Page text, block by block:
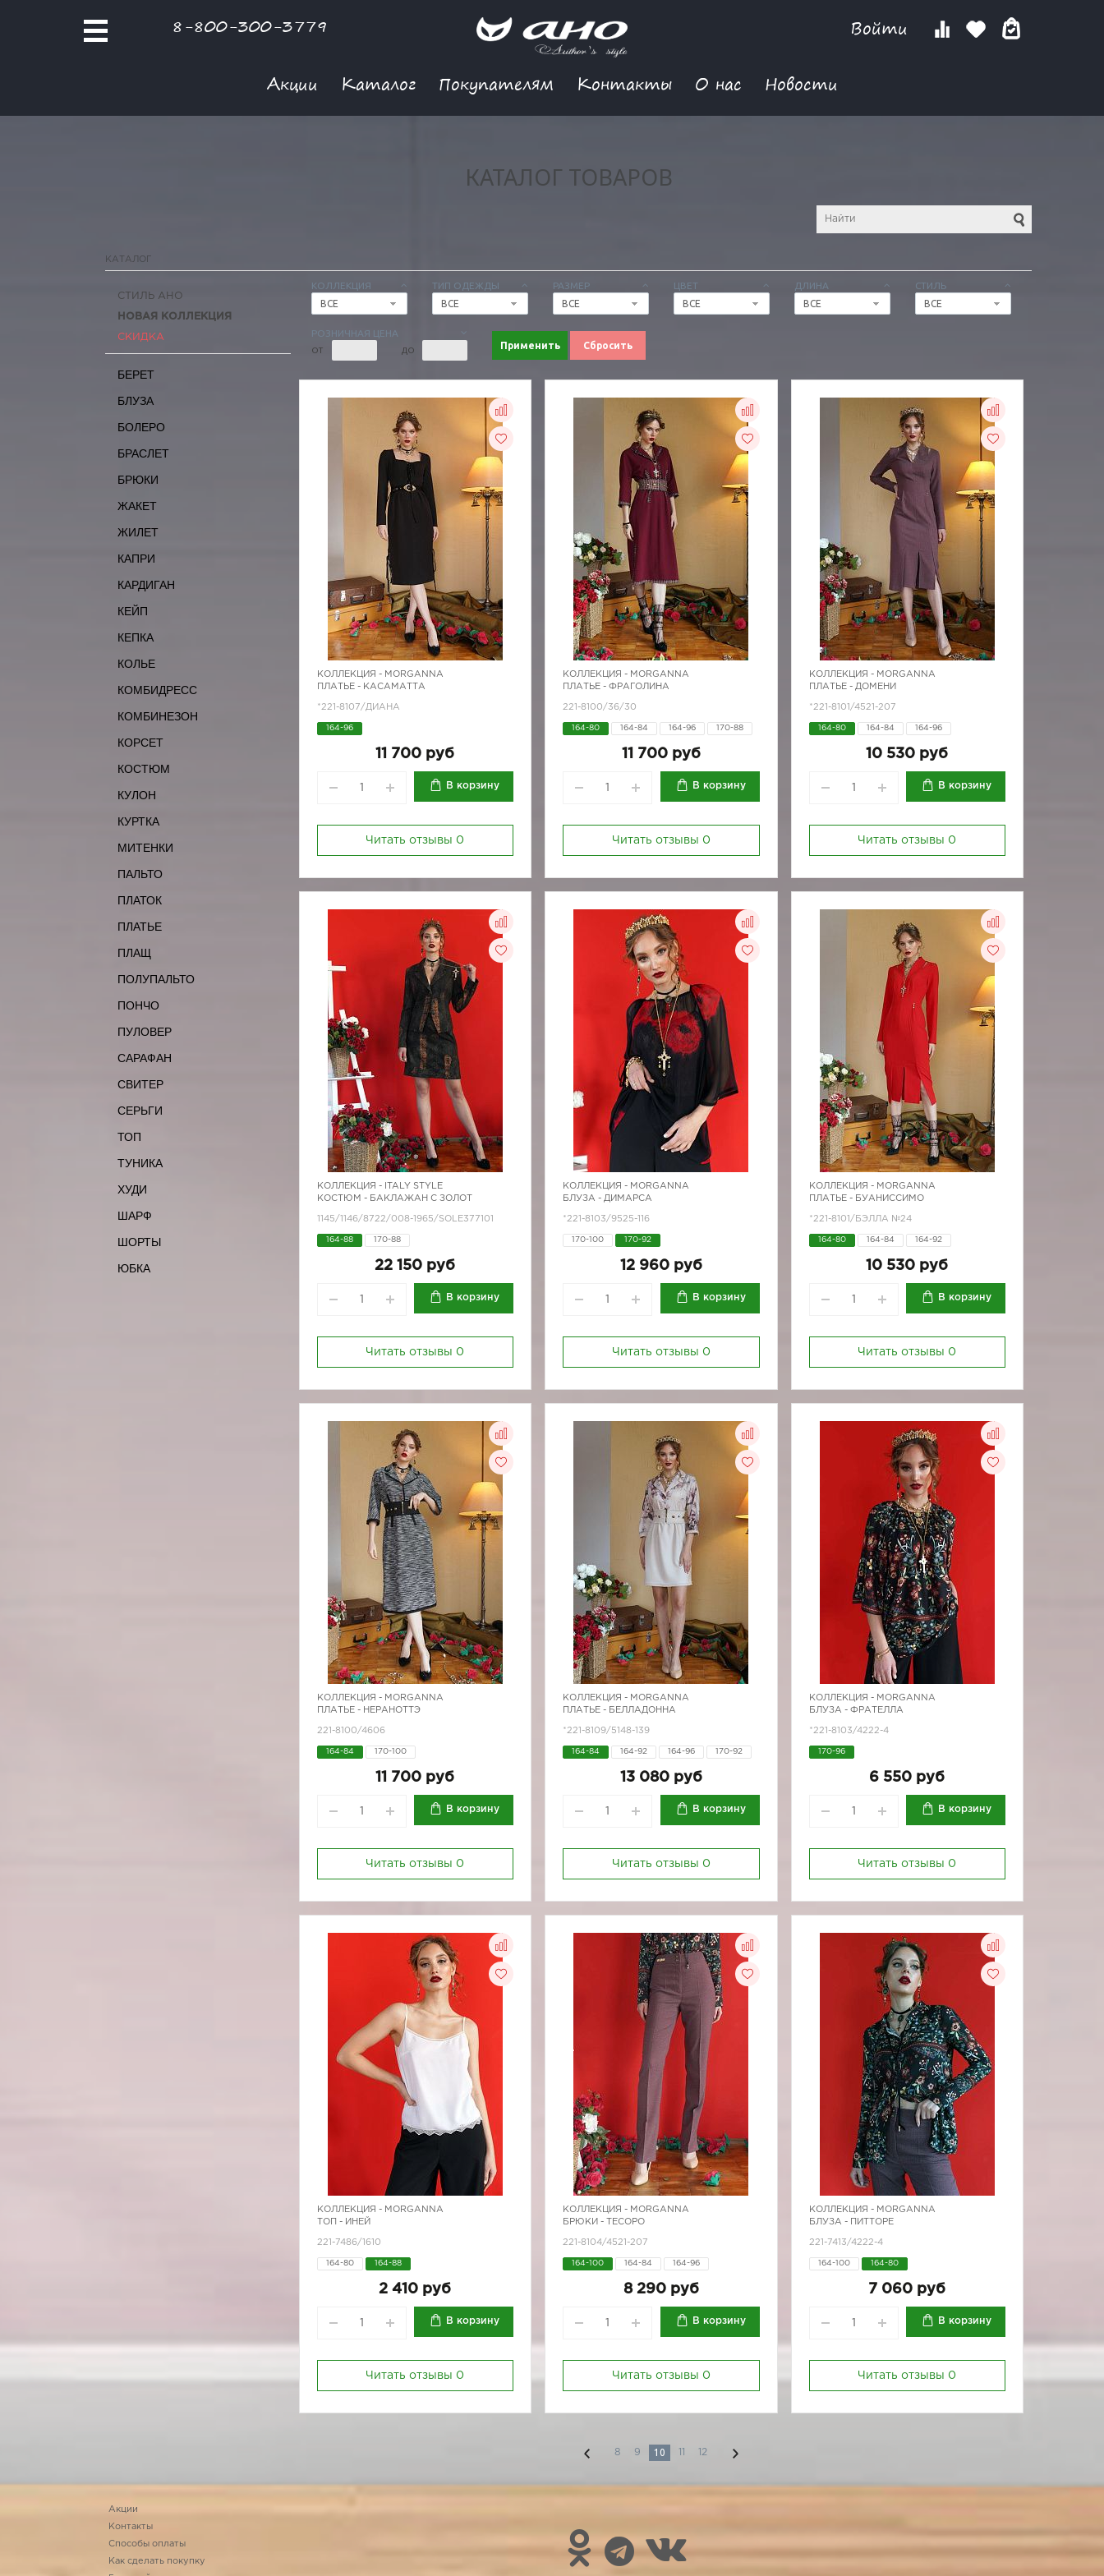
8-800-300-3779 Войти
Акции Каталог Покупателям Контакты О нас Новости
КАТАЛОГ ТОВАРОВ
КАТАЛОГ
КОЛЛЕКЦИЯ
ВСЕ
ТИП ОДЕЖДЫ
ВСЕ
РАЗМЕР
ВСЕ
ЦВЕТ
ВСЕ
ДЛИНА
ВСЕ
СТИЛЬ
ВСЕ
РОЗНИЧНАЯ ЦЕНА
ОТ ДО Применить Сбросить
СТИЛЬ АНО
НОВАЯ КОЛЛЕКЦИЯ
СКИДКА
БЕРЕТ
БЛУЗА
БОЛЕРО
БРАСЛЕТ
БРЮКИ
ЖАКЕТ
ЖИЛЕТ
КАПРИ
КАРДИГАН
КЕЙП
КЕПКА
КОЛЬЕ
КОМБИДРЕСС
КОМБИНЕЗОН
КОРСЕТ
КОСТЮМ
КУЛОН
КУРТКА
МИТЕНКИ
ПАЛЬТО
ПЛАТОК
ПЛАТЬЕ
ПЛАЩ
ПОЛУПАЛЬТО
ПОНЧО
ПУЛОВЕР
САРАФАН
СВИТЕР
СЕРЬГИ
ТОП
ТУНИКА
ХУДИ
ШАРФ
ШОРТЫ
ЮБКА
КОЛЛЕКЦИЯ - MORGANNA
ПЛАТЬЕ - КАСАМАТТА
*221-8107/ДИАНА
164-96
11 700 руб
В корзину
Читать отзывы 0
КОЛЛЕКЦИЯ - MORGANNA
ПЛАТЬЕ - ФРАГОЛИНА
221-8100/36/30
164-80 164-84 164-96 170-88
11 700 руб
В корзину
Читать отзывы 0
КОЛЛЕКЦИЯ - MORGANNA
ПЛАТЬЕ - ДОМЕНИ
*221-8101/4521-207
164-80 164-84 164-96
10 530 руб
В корзину
Читать отзывы 0
КОЛЛЕКЦИЯ -
ITALY STYLE
КОСТЮМ - БАКЛАЖАН С ЗОЛОТ
1145/1146/8722/008-1965/SOLE377101
164-88 170-88
22 150 руб
В корзину
Читать отзывы 0
КОЛЛЕКЦИЯ - MORGANNA
БЛУЗА - ДИМАРСА
*221-8103/9525-116
170-100 170-92
12 960 руб
В корзину
Читать отзывы 0
КОЛЛЕКЦИЯ - MORGANNA
ПЛАТЬЕ - БУАНИССИМО
*221-8101/БЭЛЛА №24
164-80 164-84 164-92
10 530 руб
В корзину
Читать отзывы 0
КОЛЛЕКЦИЯ - MORGANNA
ПЛАТЬЕ - НЕРАНОТТЭ
221-8100/4606
164-84 170-100
11 700 руб
В корзину
Читать отзывы 0
КОЛЛЕКЦИЯ - MORGANNA
ПЛАТЬЕ - БЕЛЛАДОННА
*221-8109/5148-139
164-84 164-92 164-96 170-92
13 080 руб
В корзину
Читать отзывы 0
КОЛЛЕКЦИЯ - MORGANNA
БЛУЗА - ФРАТЕЛЛА
*221-8103/4222-4
170-96
6 550 руб
В корзину
Читать отзывы 0
КОЛЛЕКЦИЯ - MORGANNA
ТОП - ИНЕЙ
221-7486/1610
164-80 164-88
2 410 руб
В корзину
Читать отзывы 0
КОЛЛЕКЦИЯ - MORGANNA
БРЮКИ - ТЕСОРО
221-8104/4521-207
164-100 164-84 164-96
8 290 руб
В корзину
Читать отзывы 0
КОЛЛЕКЦИЯ - MORGANNA
БЛУЗА - ПИТТОРЕ
221-7413/4222-4
164-100 164-80
7 060 руб
В корзину
Читать отзывы 0
8 9 10 12
Акции
Контакты
Способы оплаты
Как сделать покупку